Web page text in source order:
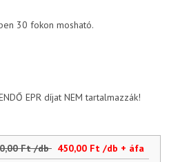
30 fokon mosható.
EPR díjat NEM tartalmazzák!
Ft /db 450,00 Ft /db + áfa